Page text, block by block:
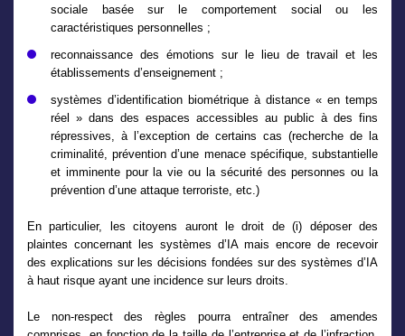
sociale basée sur le comportement social ou les
caractéristiques personnelles ;
reconnaissance des émotions sur le lieu de travail et les
établissements d’enseignement ;
systèmes d’identification biométrique à distance « en temps
réel » dans des espaces accessibles au public à des fins
répressives, à l’exception de certains cas (recherche de la
criminalité, prévention d’une menace spécifique, substantielle
et imminente pour la vie ou la sécurité des personnes ou la
prévention d’une attaque terroriste, etc.)
En particulier, les citoyens auront le droit de (i) déposer des
plaintes concernant les systèmes d’IA mais encore de recevoir
des explications sur les décisions fondées sur des systèmes d’IA
à haut risque ayant une incidence sur leurs droits.
Le non-respect des règles pourra entraîner des amendes